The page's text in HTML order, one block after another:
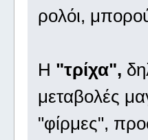
ρολόι,
Η "τρίχα",
μεταβολές
"φίρμες",